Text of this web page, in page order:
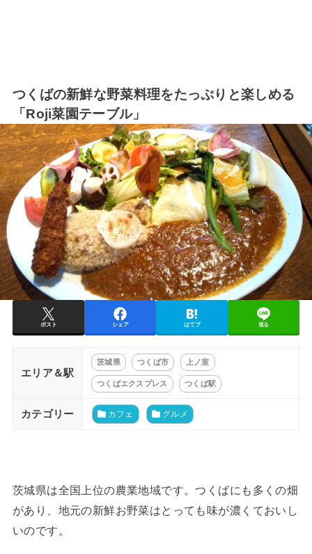
つくばの新鮮な野菜料理をたっぷりと楽しめる
「Roji菜園テーブル」
ポスト シェア はてブ 送る
エリア＆駅
茨城県 つくば市 上ノ室
つくばエクスプレス つくば駅
カテゴリー カフェ グルメ
茨城県は全国上位の農業地域です。つくばにも多くの畑
があり、地元の新鮮お野菜はとっても味が濃くておいし
いのです。